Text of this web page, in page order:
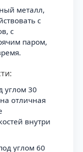
металл,
с
с
паром,
углом 30
отличная
внутри
углом 60